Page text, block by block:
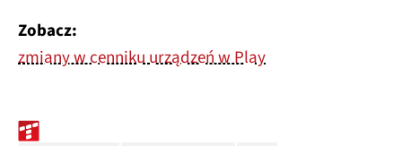
Zobacz:
zmiany w cenniku urządzeń w Play